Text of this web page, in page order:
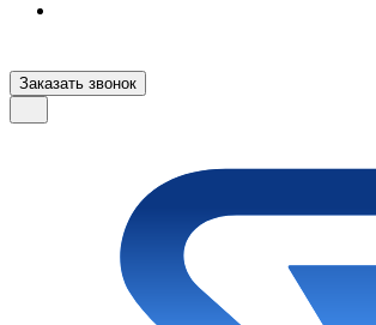
Заказать звонок